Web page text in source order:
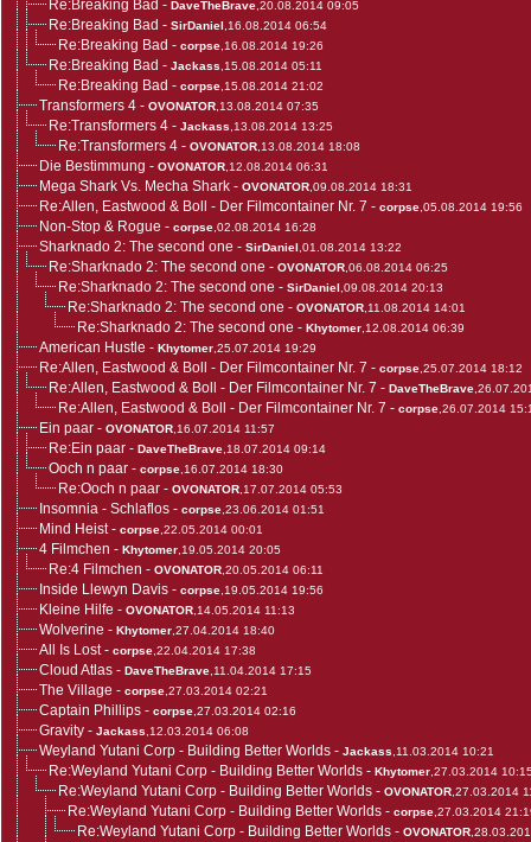
Re:Breaking Bad - DaveTheBrave ,20.08.2014 09:05
Re:Breaking Bad - SirDaniel ,16.08.2014 06:54
Re:Breaking Bad - corpse ,16.08.2014 19:26
Re:Breaking Bad - Jackass ,15.08.2014 05:11
Re:Breaking Bad - corpse ,15.08.2014 21:02
Transformers 4 - OVONATOR ,13.08.2014 07:35
Re:Transformers 4 - Jackass ,13.08.2014 13:25
Re:Transformers 4 - OVONATOR ,13.08.2014 18:08
Die Bestimmung - OVONATOR ,12.08.2014 06:31
Mega Shark Vs. Mecha Shark - OVONATOR ,09.08.2014 18:31
Re:Allen, Eastwood & Boll - Der Filmcontainer Nr. 7 - corpse ,05.08.2014 19:56
Non-Stop & Rogue - corpse ,02.08.2014 16:28
Sharknado 2: The second one - SirDaniel ,01.08.2014 13:22
Re:Sharknado 2: The second one - OVONATOR ,06.08.2014 06:25
Re:Sharknado 2: The second one - SirDaniel ,09.08.2014 20:13
Re:Sharknado 2: The second one - OVONATOR ,11.08.2014 14:01
Re:Sharknado 2: The second one - Khytomer ,12.08.2014 06:39
American Hustle - Khytomer ,25.07.2014 19:29
Re:Allen, Eastwood & Boll - Der Filmcontainer Nr. 7 - corpse ,25.07.2014 18:12
Re:Allen, Eastwood & Boll - Der Filmcontainer Nr. 7 - DaveTheBrave
Re:Allen, Eastwood & Boll - Der Filmcontainer Nr. 7 - corpse ,26.07.2014
Ein paar - OVONATOR ,16.07.2014 11:57
Re:Ein paar - DaveTheBrave ,18.07.2014 09:14
Ooch n paar - corpse ,16.07.2014 18:30
Re:Ooch n paar - OVONATOR ,17.07.2014 05:53
Insomnia - Schlaflos - corpse ,23.06.2014 01:51
Mind Heist- corpse ,22.05.2014 00:01
4 Filmchen - Khytomer ,19.05.2014 20:05
Re:4 Filmchen - OVONATOR ,20.05.2014 06:11
Inside Llewyn Davis - corpse ,19.05.2014 19:56
Kleine Hilfe - OVONATOR ,14.05.2014 11:13
Wolverine - Khytomer ,27.04.2014 18:40
All Is Lost- corpse ,22.04.2014 17:38
Cloud Atlas - DaveTheBrave ,11.04.2014 17:15
The Village - corpse ,27.03.2014 02:21
Captain Phillips - corpse ,27.03.2014 02:16
Gravity - Jackass ,12.03.2014 06:08
Weyland Yutani Corp - Building Better Worlds - Jackass ,11.03.2014 10:21
Re:Weyland Yutani Corp - Building Better Worlds - Khytomer ,27.03.2014
Re:Weyland Yutani Corp - Building Better Worlds - OVONATOR ,27.03.2014
Re:Weyland Yutani Corp - Building Better Worlds - corpse ,27.03.2014
Re:Weyland Yutani Corp - Building Better Worlds - OVONATOR